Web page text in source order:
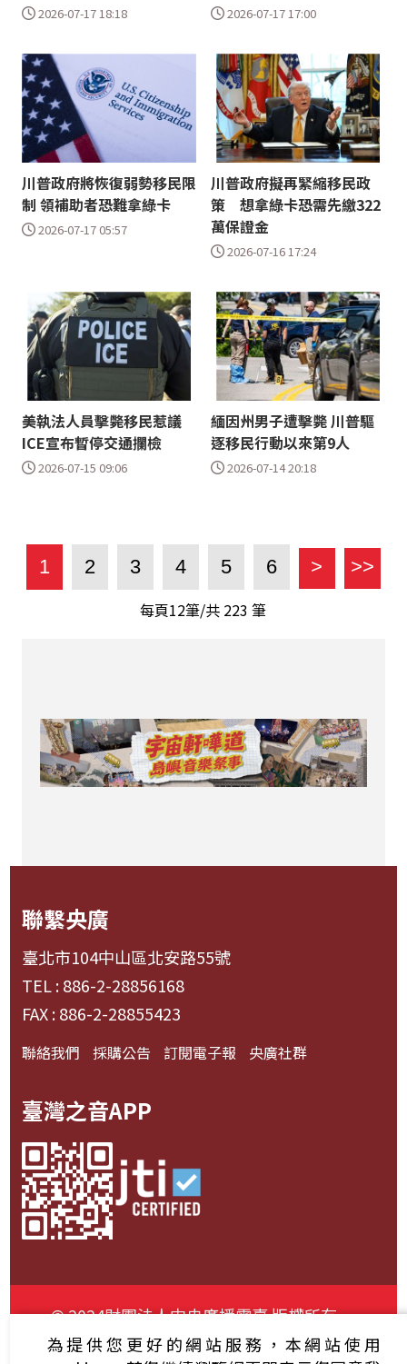
2026-07-17 18:18 2026-07-17 17:00
川普政府將恢復弱勢移民限
制 領補助者恐難拿綠卡
2026-07-17 05:57
川普政府擬再緊縮移民政
策 想拿綠卡恐需先繳322
萬保證金
2026-07-16 17:24
美執法人員擊斃移民惹議
ICE宣布暫停交通攔檢
2026-07-15 09:06
緬因州男子遭擊斃 川普驅
逐移民行動以來第9人
2026-07-14 20:18
1 2 3 4 5 6 > >>
每頁12筆/共 223 筆
聯繫央廣
臺北市104中山區北安路55號
TEL : 886-2-28856168
FAX : 886-2-28855423
聯絡我們 採購公告 訂閱電子報 央廣社群
臺灣之音APP
© 2024財團法人中央廣播電臺 版權所有
資通安全政策聲明
服務條款 隱私權條款
為提供您更好的網站服務，本網站使用